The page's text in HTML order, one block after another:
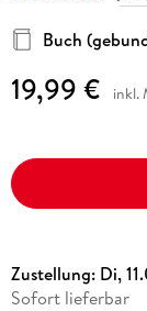
Buch
19,99 € inkl.
Zustellung: Di,
Sofort lieferbar